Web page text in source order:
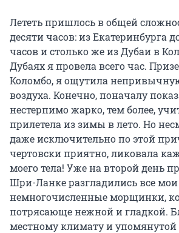
Лететь пришлось в общей
десяти часов: из Екатеринбурга
часов и столько же из Дубаи в
Дубаях я провела всего час.
Коломбо, я ощутила
воздуха. Конечно, поначалу
нестерпимо жарко, тем более,
прилетела из зимы в лето. Но
даже исключительно по этой
чертовски приятно, ликовала
моего тела! Уже на второй день
Шри-Ланке разгладились все мои
немногочисленные морщинки,
потрясающе нежной и гладкой.
местному климату и